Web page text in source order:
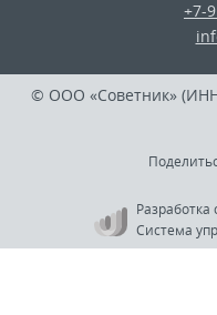
+7-
© ООО «Советник»
Разработка
Система